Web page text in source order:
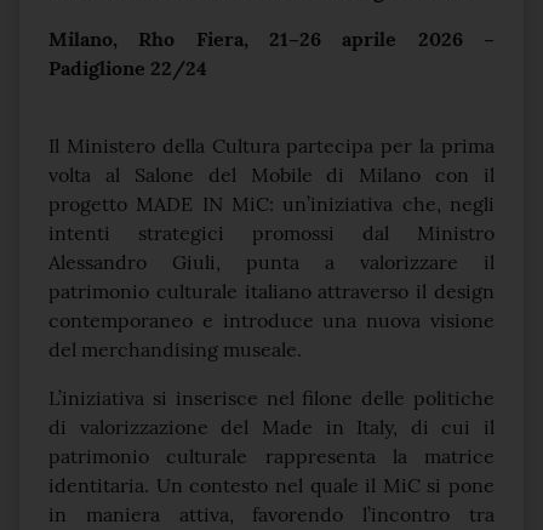
Milano, Rho Fiera, 21–26 aprile 2026 –
Padiglione 22/24
Il Ministero della Cultura partecipa per la prima
volta al Salone del Mobile di Milano con il
progetto MADE IN MiC: un’iniziativa che, negli
intenti strategici promossi dal Ministro
Alessandro Giuli, punta a valorizzare il
patrimonio culturale italiano attraverso il design
contemporaneo e introduce una nuova visione
del merchandising museale.
L’iniziativa si inserisce nel filone delle politiche
di valorizzazione del Made in Italy, di cui il
patrimonio culturale rappresenta la matrice
identitaria. Un contesto nel quale il MiC si pone
in maniera attiva, favorendo l’incontro tra